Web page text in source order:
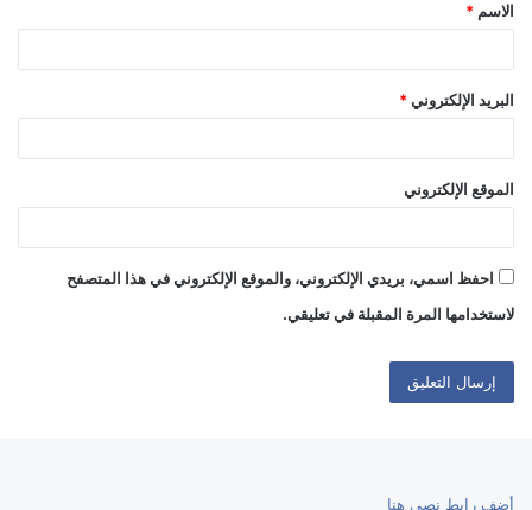
*
الاسم *
البريد الإلكتروني *
الموقع الإلكتروني
احفظ اسمي، بريدي الإلكتروني، والموقع الإلكتروني في هذا المتصفح
لاستخدامها المرة المقبلة في تعليقي.
أضف رابط نصي هنا